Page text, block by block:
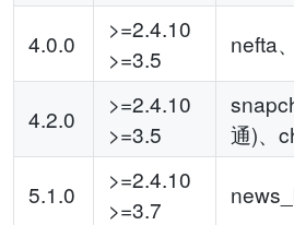
4.0.0
>=2.4.10
>=3.5
nefta
4.2.0
>=2.4.10
>=3.5
通)、
5.1.0
>=2.4.10
>=3.7